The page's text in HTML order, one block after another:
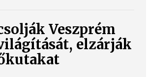
Veszprém
elzárják